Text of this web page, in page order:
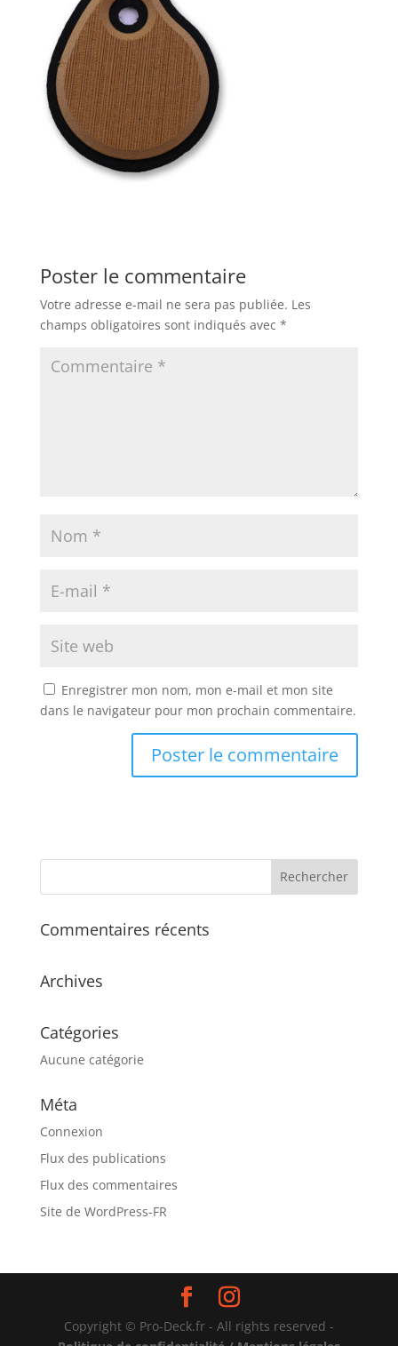
Poster le commentaire
Votre adresse e-mail ne sera pas publiée. Les
champs obligatoires sont indiqués avec *
Enregistrer mon nom, mon e-mail et mon site
dans le navigateur pour mon prochain commentaire.
Commentaires récents
Archives
Catégories
Aucune catégorie
Méta
Connexion
Flux des publications
Flux des commentaires
Site de WordPress-FR
Copyright © Pro-Deck.fr - All rights reserved -